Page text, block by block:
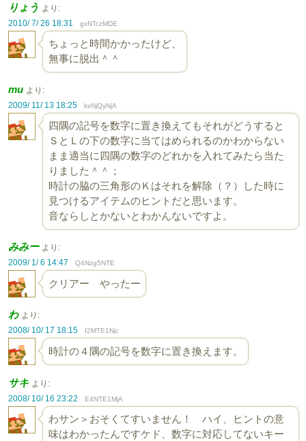
りょう より:
2010/ 7/ 26 18:31
gxNTczMDE
ちょっと時間かかったけど、
無事に脱出＾＾
mu より:
2009/ 11/ 13 18:25
kxNjQyNjA
四隅の記号を数字に置き換えてもそれがどうすると
ＳとＬの下の数字に当てはめられるのかわからない
まま適当に四隅の数字のどれかを入れてみたら当た
りました＾＾；
時計の脇の三角形のＫはそれを解除（？）した時に
見つけるアイテムのヒントだと思います。
音ならしとかないとわかんないですよ。
みみー より:
2009/ 1/ 6 14:47
Q4Nzg5NTE
クリアー やったー
わ より:
2008/ 10/ 17 18:15
I2MTE1Njc
時計の４隅の記号を数字に置き換えます。
サキ より:
2008/ 10/ 16 23:22
E4NTE1MjA
わサン＞おそくてすいません！ ハイ、ヒントの意
味はわかったんですケド、数字に対応してないキー